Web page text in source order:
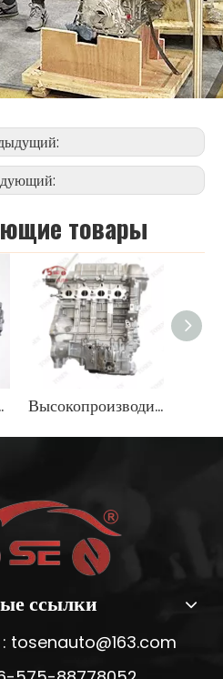
товары
D-MAX TFR55 4X4 Высокопроизводительный двигатель Hyundai G4FJ для продажи надежный эффект
ссылки
tosenauto@163.com